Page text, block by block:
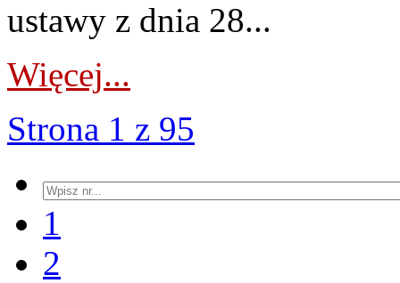
ustawy z dnia 28...
Więcej...
Strona 1 z 95
1
2